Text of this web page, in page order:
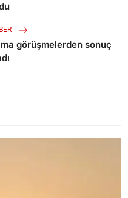
görüşmelerden sonuç